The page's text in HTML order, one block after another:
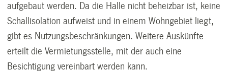
aufgebaut werden. Da die Halle nicht beheizbar ist, keine
Schallisolation aufweist und in einem Wohngebiet liegt,
gibt es Nutzungsbeschränkungen. Weitere Auskünfte
erteilt die Vermietungsstelle, mit der auch eine
Besichtigung vereinbart werden kann.